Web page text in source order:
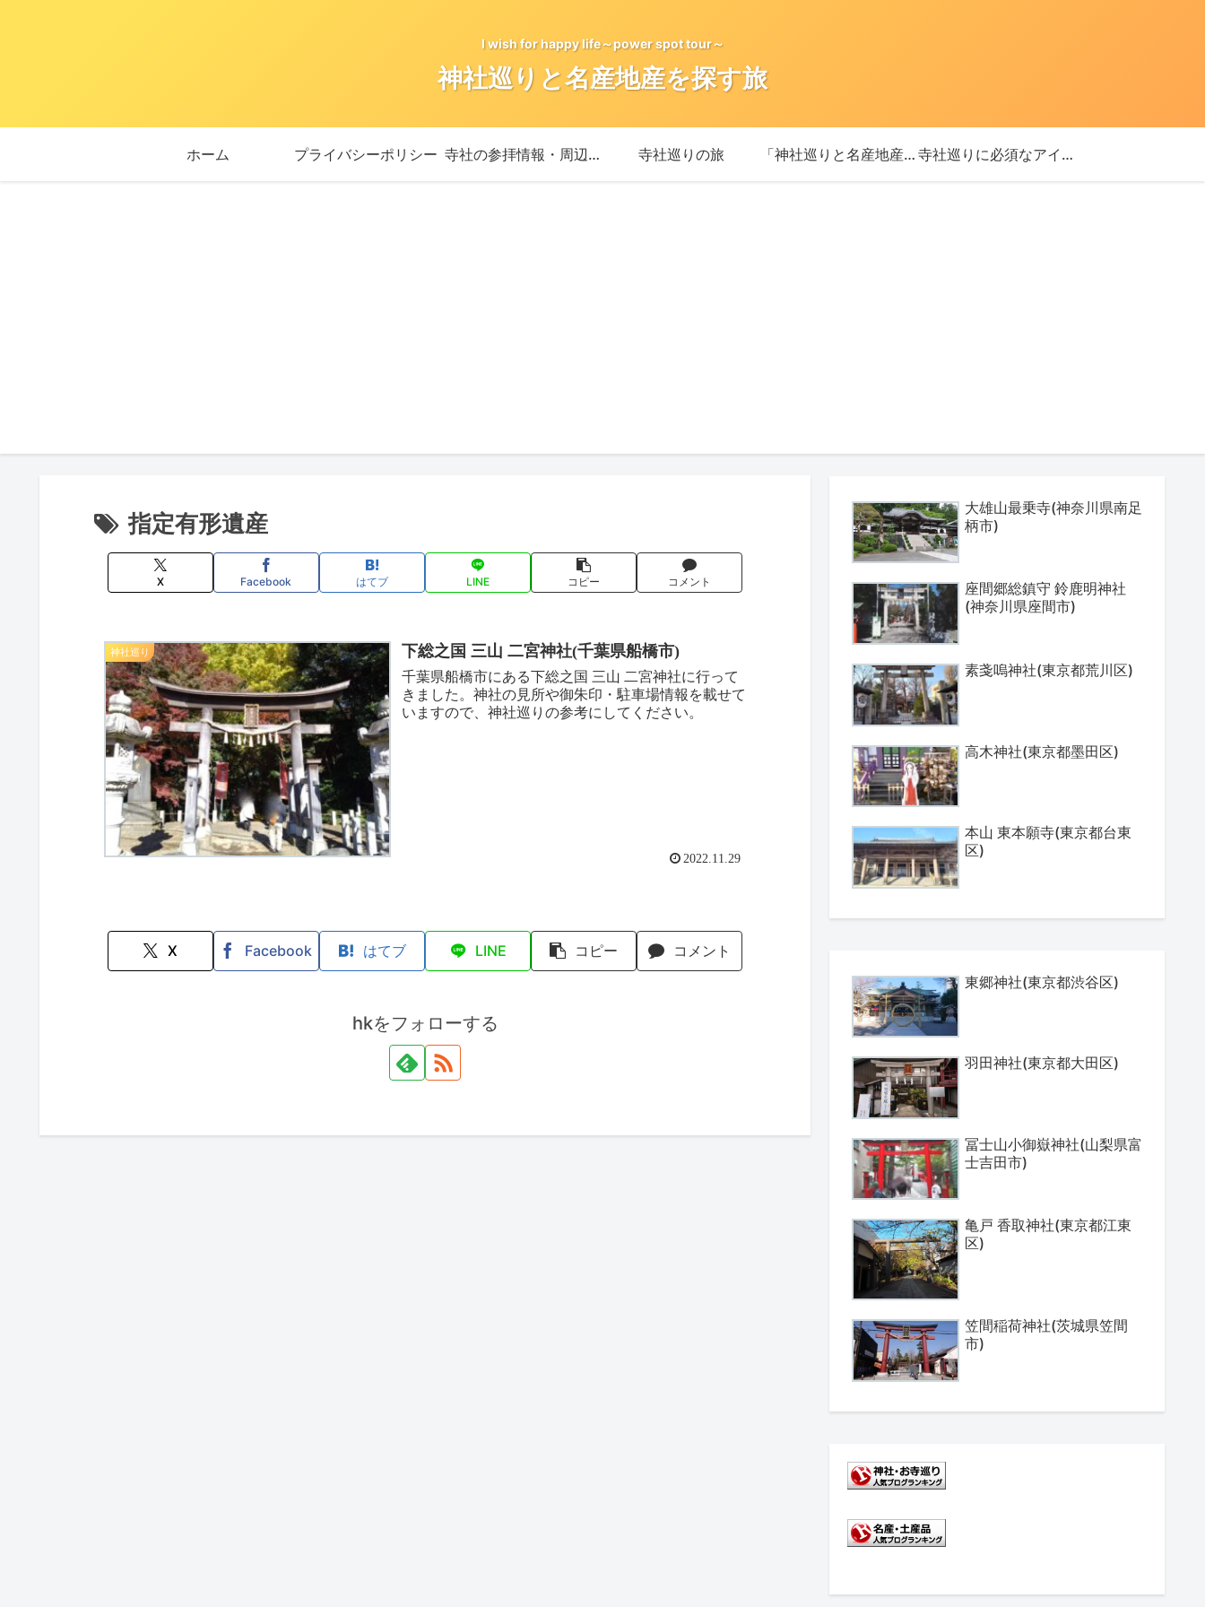
I wish for happy life～power spot tour～
神社巡りと名産地産を探す旅
ホーム プライバシーポリシー 寺社の参拝情報・周辺情報 寺社巡りの旅 「神社巡りと名産地産を探す旅」ブログ始めました！ 寺社巡りに必須なアイテム
指定有形遺産
X Facebook はてブ LINE コピー コメント
神社巡り 下総之国 三山 二宮神社(千葉県船橋市)
千葉県船橋市にある下総之国 三山 二宮神社に行って
きました。神社の見所や御朱印・駐車場情報を載せて
いますので、神社巡りの参考にしてください。
2022.11.29
X Facebook はてブ LINE コピー コメント
hkをフォローする
大雄山最乗寺(神奈川県南足
柄市)
座間郷総鎮守 鈴鹿明神社
(神奈川県座間市)
素戔嗚神社(東京都荒川区)
高木神社(東京都墨田区)
本山 東本願寺(東京都台東
区)
東郷神社(東京都渋谷区)
羽田神社(東京都大田区)
冨士山小御嶽神社(山梨県富
士吉田市)
亀戸 香取神社(東京都江東
区)
笠間稲荷神社(茨城県笠間
市)